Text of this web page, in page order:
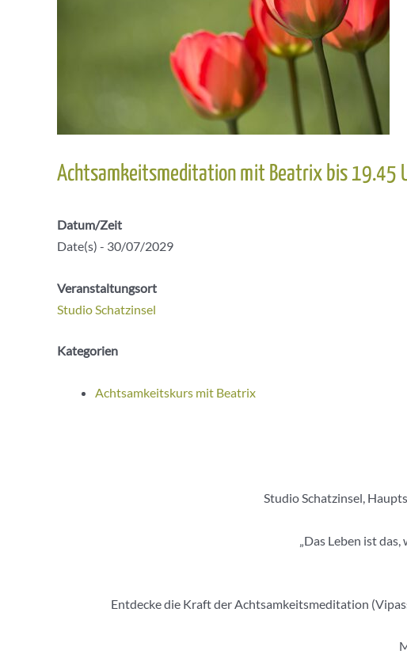
Achtsamkeitsmeditation mit Beatrix bis 19.45
Datum/Zeit
Date(s) - 30/07/2029
Veranstaltungsort
Studio Schatzinsel
Kategorien
Achtsamkeitskurs mit Beatrix
Studio Schatzinsel,
„Das Leben ist
Entdecke die Kraft der Achtsamkeitsmeditation